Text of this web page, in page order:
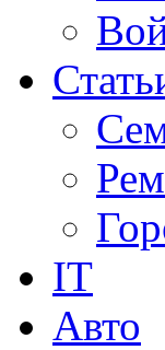
IT
Авто